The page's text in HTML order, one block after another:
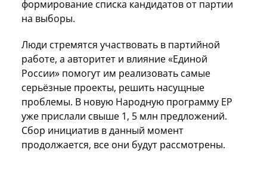
формирование списка кандидатов от партии
на выборы.
Люди стремятся участвовать в партийной
работе, а авторитет и влияние «Единой
России» помогут им реализовать самые
серьёзные проекты, решить насущные
проблемы. В новую Народную программу ЕР
уже прислали свыше 1, 5 млн предложений.
Сбор инициатив в данный момент
продолжается, все они будут рассмотрены.